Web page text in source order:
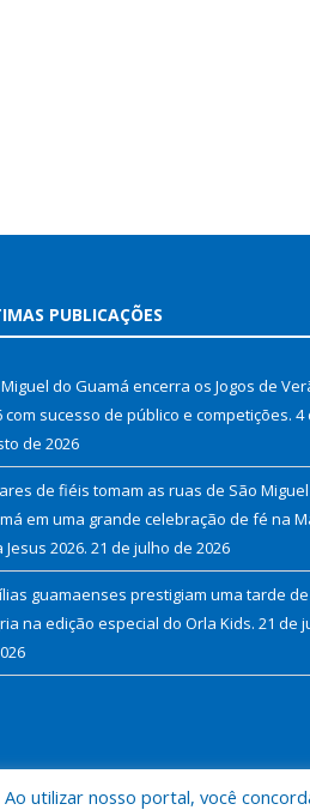
PUBLICAÇÕES
do Guamá encerra os Jogos de
com sucesso de público e competições. 4
de 2026
de fiéis tomam as ruas de São
em uma grande celebração de fé na
2026. 21 de julho de 2026
guamaenses prestigiam uma tarde
na edição especial do Orla Kids. 21 de
utilizar nosso portal, você